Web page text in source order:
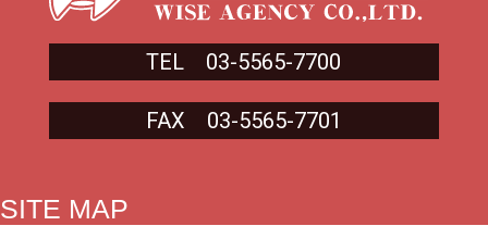
TEL 03-5565-7700
FAX 03-5565-7701
SITE MAP